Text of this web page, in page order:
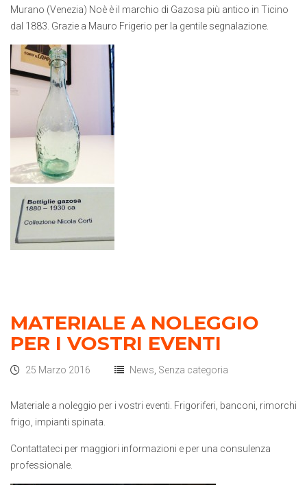
Murano (Venezia) Noè è il marchio di Gazosa più antico in Ticino
dal 1883. Grazie a Mauro Frigerio per la gentile segnalazione.
MATERIALE A NOLEGGIO
PER I VOSTRI EVENTI
25 Marzo 2016 News Senza categoria
Materiale a noleggio per i vostri eventi. Frigoriferi, banconi, rimorchi
frigo, impianti spinata.
Contattateci per maggiori informazioni e per una consulenza
professionale.